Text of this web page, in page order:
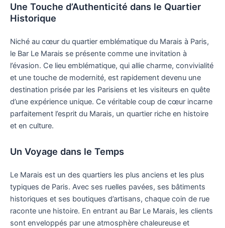
Une Touche d’Authenticité dans le Quartier
Historique
Niché au cœur du quartier emblématique du Marais à Paris,
le Bar Le Marais se présente comme une invitation à
l’évasion. Ce lieu emblématique, qui allie charme, convivialité
et une touche de modernité, est rapidement devenu une
destination prisée par les Parisiens et les visiteurs en quête
d’une expérience unique. Ce véritable coup de cœur incarne
parfaitement l’esprit du Marais, un quartier riche en histoire
et en culture.
Un Voyage dans le Temps
Le Marais est un des quartiers les plus anciens et les plus
typiques de Paris. Avec ses ruelles pavées, ses bâtiments
historiques et ses boutiques d’artisans, chaque coin de rue
raconte une histoire. En entrant au Bar Le Marais, les clients
sont enveloppés par une atmosphère chaleureuse et